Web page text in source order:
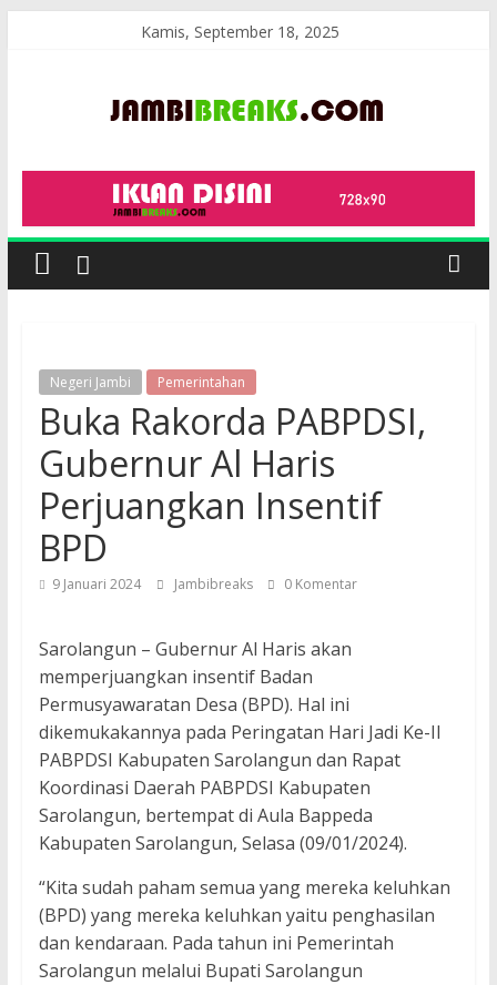
Kamis, September 18, 2025
JambiBreaks
Negeri Jambi Pemerintahan
Buka Rakorda PABPDSI,
Gubernur Al Haris
Perjuangkan Insentif
BPD
9 Januari 2024 Jambibreaks 0 Komentar
Sarolangun – Gubernur Al Haris akan
memperjuangkan insentif Badan
Permusyawaratan Desa (BPD). Hal ini
dikemukakannya pada Peringatan Hari Jadi Ke-II
PABPDSI Kabupaten Sarolangun dan Rapat
Koordinasi Daerah PABPDSI Kabupaten
Sarolangun, bertempat di Aula Bappeda
Kabupaten Sarolangun, Selasa (09/01/2024).
“Kita sudah paham semua yang mereka keluhkan
(BPD) yang mereka keluhkan yaitu penghasilan
dan kendaraan. Pada tahun ini Pemerintah
Sarolangun melalui Bupati Sarolangun